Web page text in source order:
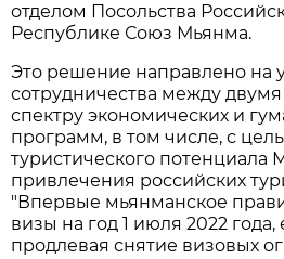
отделом Посольства
Республике Союз Мьянма.
Это решение направлено на
сотрудничества между
спектру экономических и
программ, в том числе, с
туристического потенциала
привлечения российских
"Впервые мьянманское
визы на год 1 июля 2022
продлевая снятие визовых